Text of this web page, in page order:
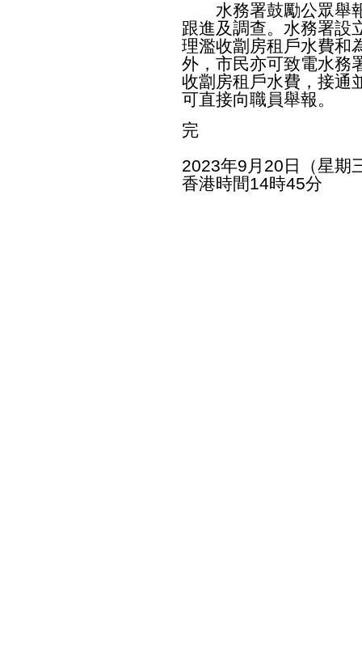
水務署鼓勵公眾舉報
跟進及調查。水務署設
理濫收劏房租戶水費和
外，市民亦可致電水務
收劏房租戶水費，接通
可直接向職員舉報。
完
2023年9月20日（星期
香港時間14時45分